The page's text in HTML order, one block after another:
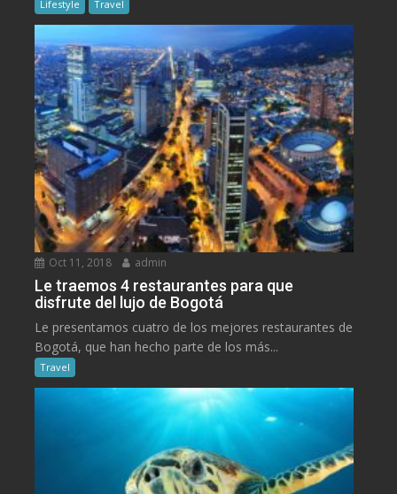
Lifestyle Travel
Oct 11, 2018 admin
Le traemos 4 restaurantes para que
disfrute del lujo de Bogotá
Le presentamos cuatro de los mejores restaurantes de
Bogotá, que han hecho parte de los más...
Travel